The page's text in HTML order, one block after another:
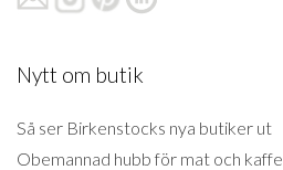
Nytt om butik
Så ser Birkenstocks nya butiker ut
Obemannad hubb för mat och kaffe